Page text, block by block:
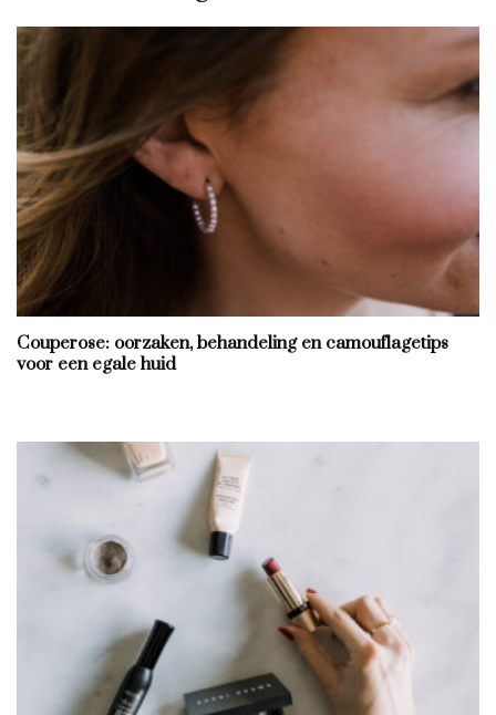
Couperose: oorzaken, behandeling en camouflagetips
voor een egale huid